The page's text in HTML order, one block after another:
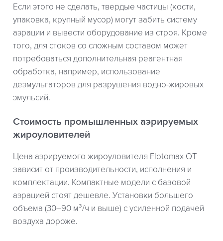
Если этого не сделать, твердые частицы (кости,
упаковка, крупный мусор) могут забить систему
аэрации и вывести оборудование из строя. Кроме
того, для стоков со сложным составом может
потребоваться дополнительная реагентная
обработка, например, использование
деэмульгаторов для разрушения водно-жировых
эмульсий.
Стоимость промышленных аэрируемых
жироуловителей
Цена аэрируемого жироуловителя Flotomax OT
зависит от производительности, исполнения и
комплектации. Компактные модели с базовой
аэрацией стоят дешевле. Установки большего
объема (30–90 м³/ч и выше) с усиленной подачей
воздуха дороже.